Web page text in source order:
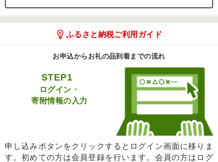
ふるさと納税ご利用ガイド
お申込からお礼の品到着までの流れ
STEP1
ログイン・
寄附情報の入力
申し込みボタンをクリックするとログイン画面に移りま
す。初めての方は会員登録を行います。会員の方はログ